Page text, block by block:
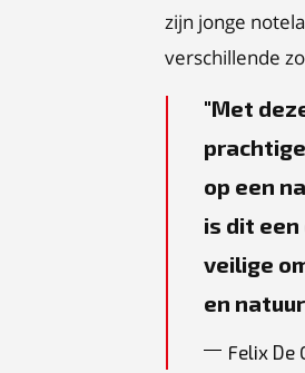
zijn jonge
verschillende
Met
op een
is dit
veilige
en
Felix De